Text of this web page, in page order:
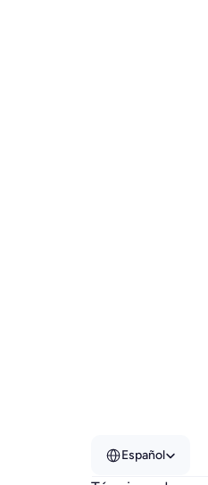
Español